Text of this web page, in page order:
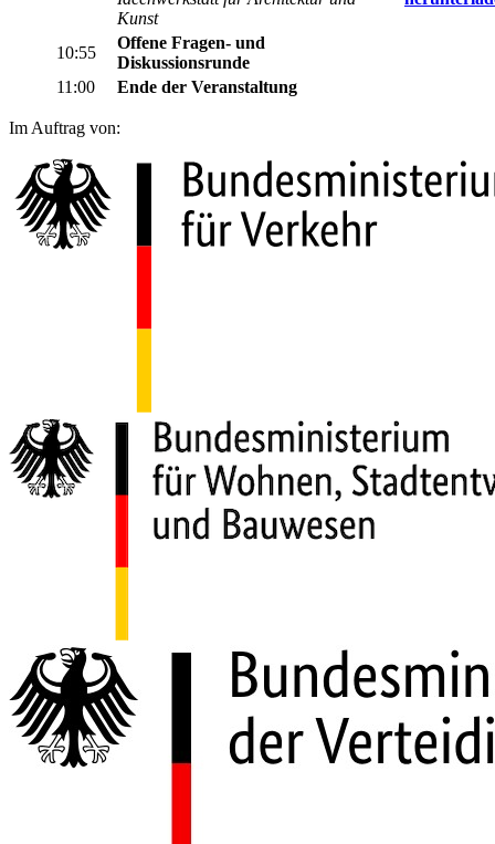
Kunst
10:55
Offene Fragen- und
Diskussionsrunde
11:00
Ende der Veranstaltung
Im Auftrag von: